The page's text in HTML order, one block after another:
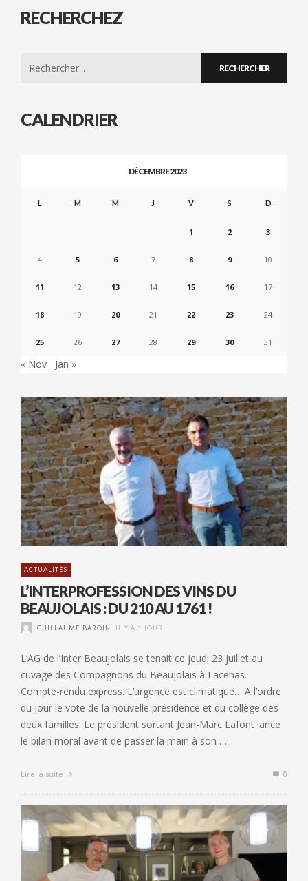
RECHERCHEZ
CALENDRIER
DÉCEMBRE 2023
L M M J V S D
1 2 3
4 5 6 7 8 9 10
11 12 13 14 15 16 17
18 19 20 21 22 23 24
25 26 27 28 29 30 31
« Nov Jan »
ACTUALITÉS
L’INTERPROFESSION DES VINS DU
BEAUJOLAIS : DU 210 AU 1761 !
GUILLAUME BAROIN IL Y A 1 JOUR
L’AG de l’Inter Beaujolais se tenait ce jeudi 23 juillet au
cuvage des Compagnons du Beaujolais à Lacenas.
Compte-rendu express. L’urgence est climatique… A l’ordre
du jour le vote de la nouvelle présidence et du collège des
deux familles. Le président sortant Jean-Marc Lafont lance
le bilan moral avant de passer la main à son …
Lire la suite 0